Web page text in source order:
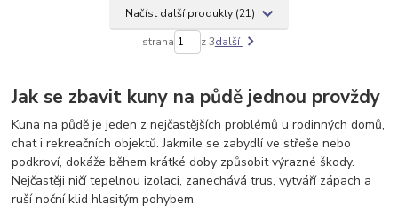
Načíst další produkty (21)
strana z 3další
Jak se zbavit kuny na půdě jednou provždy
Kuna na půdě je jeden z nejčastějších problémů u rodinných domů,
chat i rekreačních objektů. Jakmile se zabydlí ve střeše nebo
podkroví, dokáže během krátké doby způsobit výrazné škody.
Nejčastěji ničí tepelnou izolaci, zanechává trus, vytváří zápach a
ruší noční klid hlasitým pohybem.